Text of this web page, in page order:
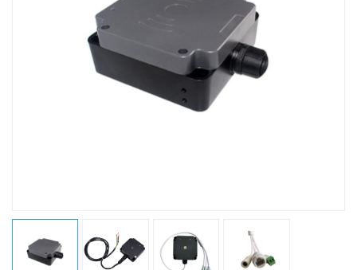
Español
Português
Nederland
Türk